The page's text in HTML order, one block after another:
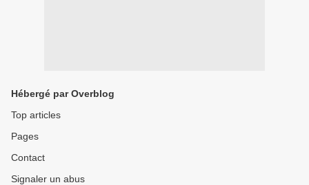
Hébergé par Overblog
Top articles
Pages
Contact
Signaler un abus